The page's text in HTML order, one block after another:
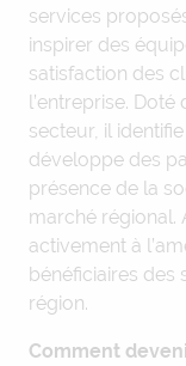
services
inspirer des
satisfaction des
l’entreprise. Doté
secteur, il
développe des
présence de la
marché régional.
activement à
bénéficiaires des
région.
Comment